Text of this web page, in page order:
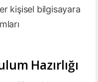
kişisel bilgisayara
Hazırlığı